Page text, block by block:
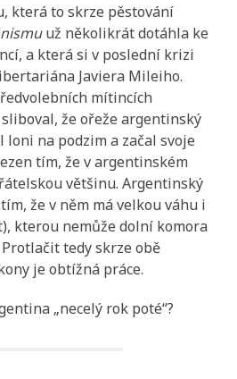
která to skrze pěstování
už několikrát dotáhla ke
a která si v poslední krizi
Javiera Mileiho.
mítincích
že ořeže argentinský
loni na podzim a začal svoje
tím, že v argentinském
většinu. Argentinský
že v něm má velkou váhu i
kterou nemůže dolní komora
tedy skrze obě
je obtížná práce.
„necelý rok poté“?